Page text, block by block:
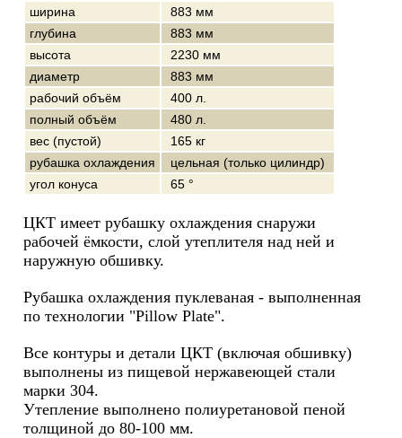
ширина
883 мм
глубина
883 мм
высота
2230 мм
диаметр
883 мм
рабочий объём
400 л.
полный объём
480 л.
вес (пустой)
165 кг
рубашка охлаждения
цельная (только цилиндр)
угол конуса
65 °
ЦКТ имеет рубашку охлаждения снаружи
рабочей ёмкости, слой утеплителя над ней и
наружную обшивку.
Рубашка охлаждения пуклеваная - выполненная
по технологии "Pillow Plate".
Все контуры и детали ЦКТ (включая обшивку)
выполнены из пищевой нержавеющей стали
марки 304.
Утепление выполнено полиуретановой пеной
толщиной до 80-100 мм.